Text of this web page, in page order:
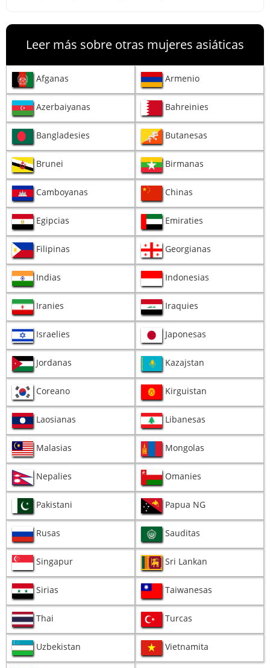
Leer más sobre otras mujeres asiáticas
Afganas Armenio
Azerbaiyanas Bahreinies
Bangladesies Butanesas
Brunei Birmanas
Camboyanas Chinas
Egipcias Emiraties
Filipinas Georgianas
Indias Indonesias
Iranies Iraquies
Israelies Japonesas
Jordanas Kazajstan
Coreano Kirguistan
Laosianas Libanesas
Malasias Mongolas
Nepalies Omanies
Pakistani Papua NG
Rusas Sauditas
Singapur Sri Lankan
Sirias Taiwanesas
Thai Turcas
Uzbekistan Vietnamita